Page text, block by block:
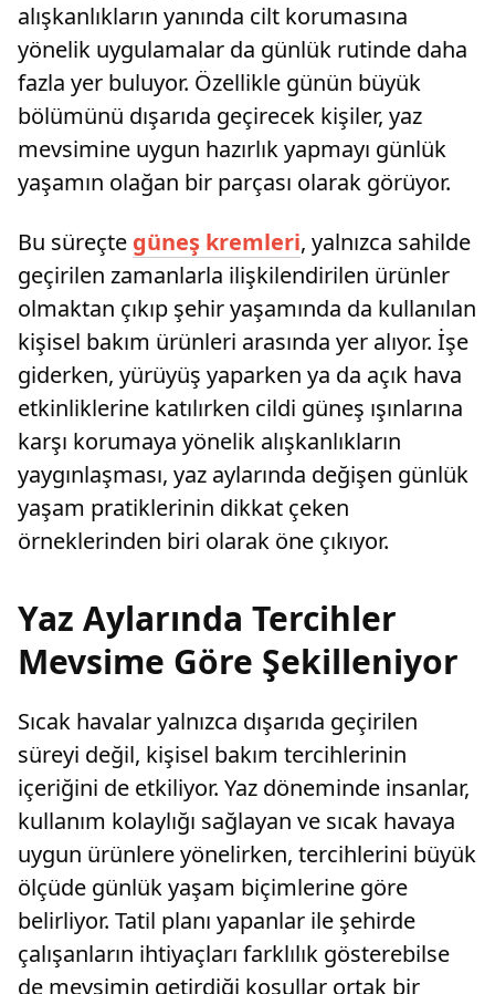
alışkanlıkların yanında cilt korumasına
yönelik uygulamalar da günlük rutinde daha
fazla yer buluyor. Özellikle günün büyük
bölümünü dışarıda geçirecek kişiler, yaz
mevsimine uygun hazırlık yapmayı günlük
yaşamın olağan bir parçası olarak görüyor.
Bu süreçte güneş kremleri, yalnızca sahilde
geçirilen zamanlarla ilişkilendirilen ürünler
olmaktan çıkıp şehir yaşamında da kullanılan
kişisel bakım ürünleri arasında yer alıyor. İşe
giderken, yürüyüş yaparken ya da açık hava
etkinliklerine katılırken cildi güneş ışınlarına
karşı korumaya yönelik alışkanlıkların
yaygınlaşması, yaz aylarında değişen günlük
yaşam pratiklerinin dikkat çeken
örneklerinden biri olarak öne çıkıyor.
Yaz Aylarında Tercihler
Mevsime Göre Şekilleniyor
Sıcak havalar yalnızca dışarıda geçirilen
süreyi değil, kişisel bakım tercihlerinin
içeriğini de etkiliyor. Yaz döneminde insanlar,
kullanım kolaylığı sağlayan ve sıcak havaya
uygun ürünlere yönelirken, tercihlerini büyük
ölçüde günlük yaşam biçimlerine göre
belirliyor. Tatil planı yapanlar ile şehirde
çalışanların ihtiyaçları farklılık gösterebilse
de mevsimin getirdiği koşullar ortak bir